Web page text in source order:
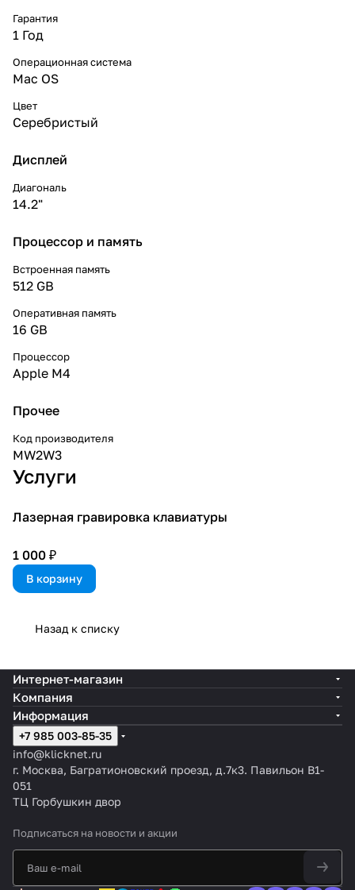
Гарантия
1 Год
Операционная система
Mac OS
Цвет
Серебристый
Дисплей
Диагональ
14.2"
Процессор и память
Встроенная память
512 GB
Оперативная память
16 GB
Процессор
Apple M4
Прочее
Код производителя
MW2W3
Услуги
Лазерная гравировка клавиатуры
1 000 ₽
В корзину
Назад к списку
Интернет-магазин
Компания
Информация
+7 985 003-85-35
info@klicknet.ru
г. Москва, Багратионовский проезд, д.7к3. Павильон B1-
051
ТЦ Горбушкин двор
Подписаться на новости и акции